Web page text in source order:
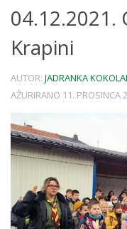
04.12.2021.
Krapini
AUTOR: JADRANKA
AŽURIRANO 11. PROSINCA